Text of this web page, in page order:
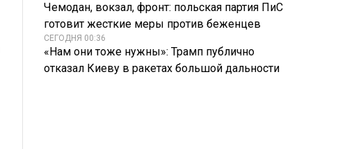
Чемодан, вокзал, фронт: польская партия ПиС
готовит жесткие меры против беженцев
СЕГОДНЯ 00:36
«Нам они тоже нужны»: Трамп публично
отказал Киеву в ракетах большой дальности